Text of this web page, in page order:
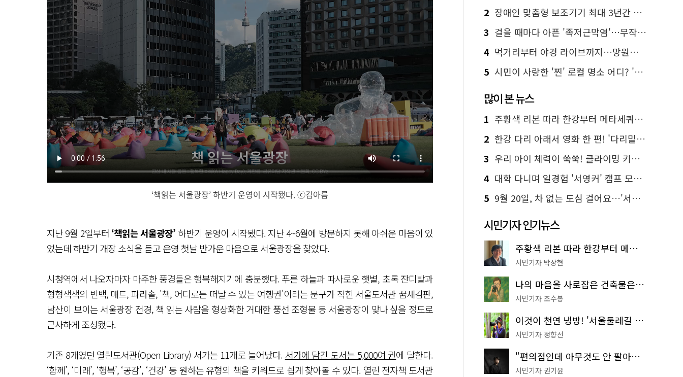
‘책읽는 서울광장’ 하반기 운영이 시작됐다. ⓒ김아름
지난 9월 2일부터 ‘책읽는 서울광장’하반기 운영이 시작됐다. 지난 4~6월에 방문하지 못해 아쉬운 마음이 있
었는데 하반기 개장 소식을 듣고 운영 첫날 반가운 마음으로 서울광장을 찾았다.
시청역에서 나오자마자 마주한 풍경들은 행복해지기에 충분했다. 푸른 하늘과 따사로운 햇볕, 초록 잔디밭과
형형색색의 빈백, 매트, 파라솔, '책, 어디로든 떠날 수 있는 여행권'이라는 문구가 적힌 서울도서관 꿈새김판,
남산이 보이는 서울광장 전경, 책 읽는 사람을 형상화한 거대한 풍선 조형물 등 서울광장이 맞나 싶을 정도로
근사하게 조성됐다.
기존 8개였던 열린도서관(Open Library) 서가는 11개로 늘어났다. 서가에 담긴 도서는 5,000여 권에 달한다.
‘함께’, ‘미래’, ‘행복’, ‘공감’, ‘건강’ 등 원하는 유형의 책을 키워드로 쉽게 찾아볼 수 있다. 열린 전자책 도서관
2 장애인 맞춤형 보조기기 최대 3년간 무상 대여…삶의 질 높인다
3 걸을 때마다 아픈 '족저근막염'…무작정 참지 말고 '이것' 해보세요!
4 먹거리부터 야경 라이브까지…망원한강공원 알짜 코스
5 시민이 사랑한 '찐' 로컬 명소 어디? '서울에디션25' 추천 코스
많이 본 뉴스
1 주황색 리본 따라 한강부터 메타세쿼이아 숲길까지…서울둘레길 15코스
2 한강 다리 아래서 영화 한 편! '다리밑 영화관' 무료 상영
3 우리 아이 체력이 쑥쑥! 클라이밍 키즈카페·어린이 체력장
4 대학 다니며 일경험 '서영커' 캠프 모집…전액 무료
5 9월 20일, 차 없는 도심 걸어요…'서울 걷자 페스티벌' 선착순 5천명
시민기자 인기뉴스
주황색 리본 따라 한강부터 메타세쿼이아 숲길까지…서울둘레길 15코스
시민기자 박상현
나의 마음을 사로잡은 건축물은? '서울시 건축상' 수상작 공개!
시민기자 조수봉
이것이 천연 냉방! '서울둘레길 9코스'로 숲속 피서 떠나볼까
시민기자 정향선
"편의점인데 아무것도 안 팔아요" 서울에서 가장 특별한 편의점의 정체
시민기자 권기윤